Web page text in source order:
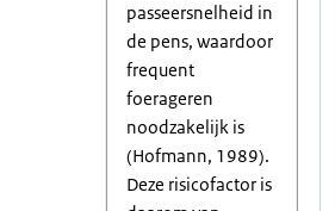
passeersnelheid in
de pens, waardoor
frequent
foerageren
noodzakelijk is
(Hofmann, 1989).
Deze risicofactor is